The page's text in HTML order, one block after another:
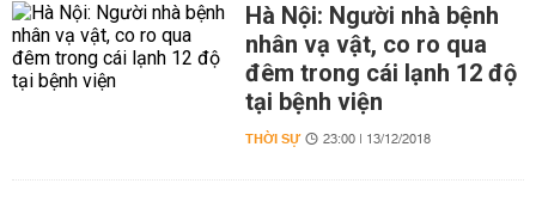
Hà Nội: Người nhà bệnh
nhân vạ vật, co ro qua
đêm trong cái lạnh 12 độ
tại bệnh viện
THỜI SỰ 23:00 | 13/12/2018